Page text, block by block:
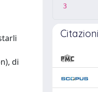
di
3
Citazioni